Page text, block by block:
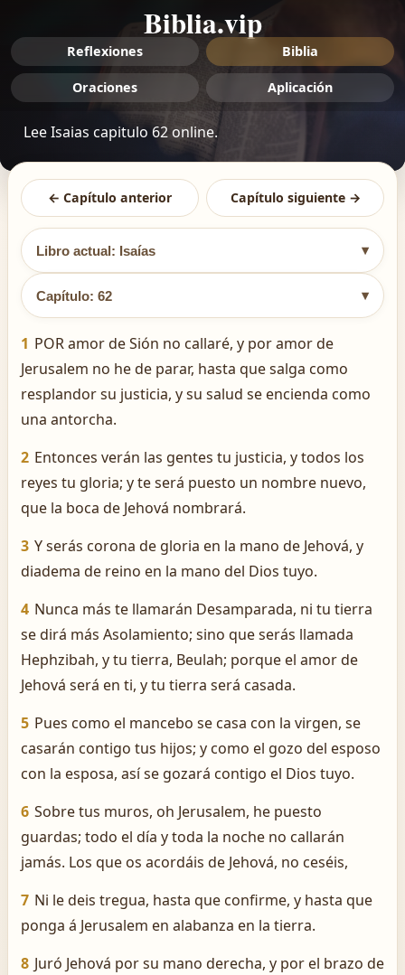
Biblia.vip
Reflexiones Biblia
Oraciones Aplicación
Lee Isaias capitulo 62 online.
← Capítulo anterior Capítulo siguiente →
Libro actual: Isaías ▾
Capítulo: 62 ▾
1 POR amor de Sión no callaré, y por amor de
Jerusalem no he de parar, hasta que salga como
resplandor su justicia, y su salud se encienda como
una antorcha.
2 Entonces verán las gentes tu justicia, y todos los
reyes tu gloria; y te será puesto un nombre nuevo,
que la boca de Jehová nombrará.
3 Y serás corona de gloria en la mano de Jehová, y
diadema de reino en la mano del Dios tuyo.
4 Nunca más te llamarán Desamparada, ni tu tierra
se dirá más Asolamiento; sino que serás llamada
Hephzibah, y tu tierra, Beulah; porque el amor de
Jehová será en ti, y tu tierra será casada.
5 Pues como el mancebo se casa con la virgen, se
casarán contigo tus hijos; y como el gozo del esposo
con la esposa, así se gozará contigo el Dios tuyo.
6 Sobre tus muros, oh Jerusalem, he puesto
guardas; todo el día y toda la noche no callarán
jamás. Los que os acordáis de Jehová, no ceséis,
7 Ni le deis tregua, hasta que confirme, y hasta que
ponga á Jerusalem en alabanza en la tierra.
8 Juró Jehová por su mano derecha, y por el brazo de